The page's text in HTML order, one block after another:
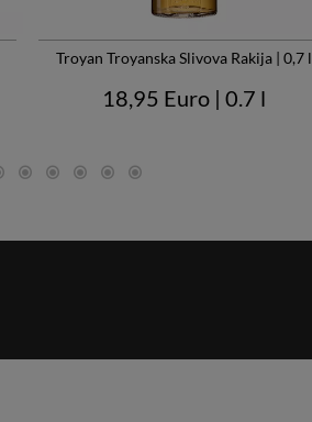
Troyan Troyanska Slivova Rakija | 0,7 l
18,95 Euro| 0.7 l